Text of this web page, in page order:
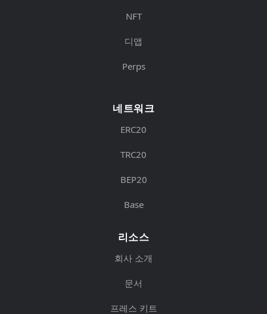
NFT
디앱
Perps
네트워크
ERC20
TRC20
BEP20
Base
리소스
회사 소개
문서
프레스 키트